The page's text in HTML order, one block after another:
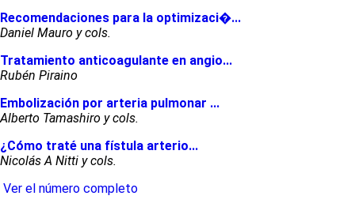
Recomendaciones para la optimizaci�...
Daniel Mauro y cols.
Tratamiento anticoagulante en angio...
Rubén Piraino
Embolización por arteria pulmonar ...
Alberto Tamashiro y cols.
¿Cómo traté una fístula arterio...
Nicolás A Nitti y cols.
Ver el número completo